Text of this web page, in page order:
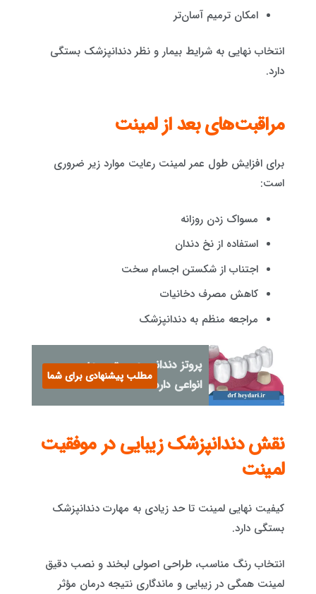
امکان ترمیم آسان‌تر
انتخاب نهایی به شرایط بیمار و نظر دندانپزشک بستگی
دارد.
مراقبت‌های بعد از لمینت
برای افزایش طول عمر لمینت رعایت موارد زیر ضروری
است:
مسواک زدن روزانه
استفاده از نخ دندان
اجتناب از شکستن اجسام سخت
کاهش مصرف دخانیات
مراجعه منظم به دندانپزشک
پروتز دندانی چیست و چه
انواعی دارد؟مطلب پیشنهادی برای شما
نقش دندانپزشک زیبایی در موفقیت
لمینت
کیفیت نهایی لمینت تا حد زیادی به مهارت دندانپزشک
بستگی دارد.
انتخاب رنگ مناسب، طراحی اصولی لبخند و نصب دقیق
لمینت همگی در زیبایی و ماندگاری نتیجه درمان مؤثر